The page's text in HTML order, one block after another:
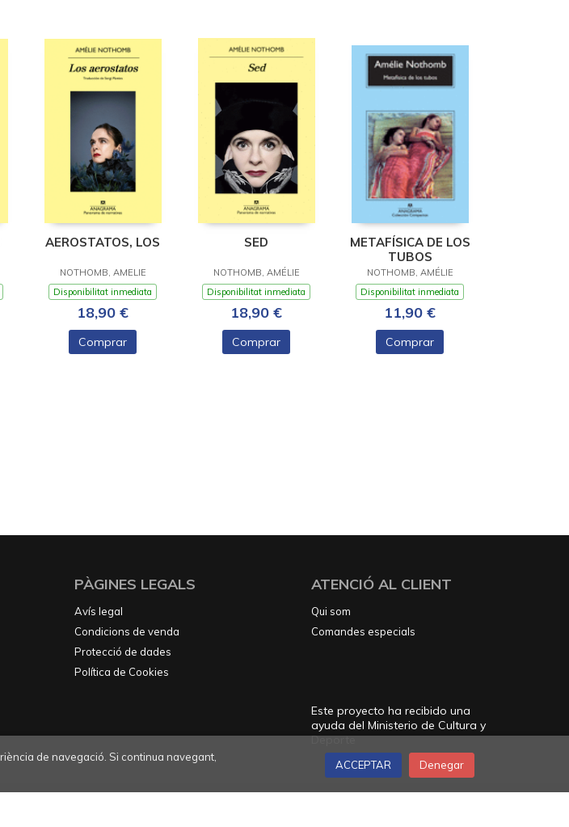
AEROSTATOS, LOS
NOTHOMB, AMELIE
Disponibilitat inmediata
18,90 €
Comprar
SED
NOTHOMB, AMÉLIE
Disponibilitat inmediata
18,90 €
Comprar
METAFÍSICA DE LOS
TUBOS
NOTHOMB, AMÉLIE
Disponibilitat inmediata
11,90 €
Comprar
PÀGINES LEGALS
Avís legal
Condicions de venda
Protecció de dades
Política de Cookies
ATENCIÓ AL CLIENT
Qui som
Comandes especials
Este proyecto ha recibido una
ayuda del Ministerio de Cultura y
Deporte
de navegació. Si continua navegant,
ACCEPTAR Denegar